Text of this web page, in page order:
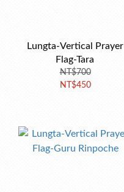
Lungta-Vertical Prayer
Flag-Tara
NT$700
NT$450